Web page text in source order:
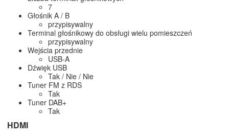
7
Głośnik A / B
przypisywalny
Terminal głośnikowy do obsługi wielu pomieszczeń
przypisywalny
Wejścia przednie
USB-A
Dźwięk USB
Tak / Nie / Nie
Tuner FM z RDS
Tak
Tuner DAB+
Tak
HDMI